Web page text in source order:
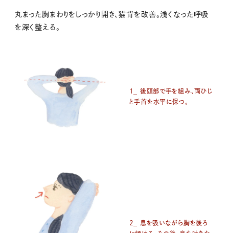
丸まった胸まわりをしっかり開き、猫背を改善。浅くなった呼吸
を深く整える。
1_ 後頭部で手を組み、両ひじ
と手首を水平に保つ。
2_ 息を吸いながら胸を後ろ